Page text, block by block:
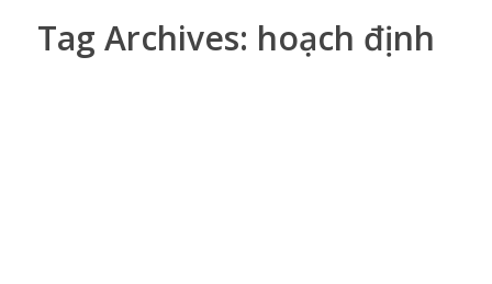
Tag Archives: hoạch định